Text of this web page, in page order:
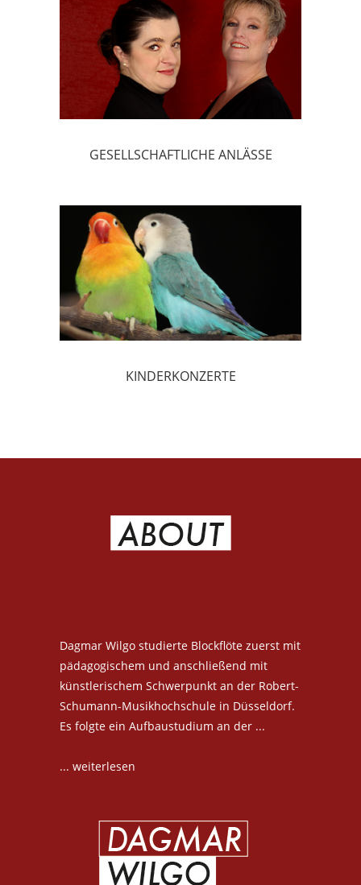
GESELLSCHAFTLICHE ANLÄSSE
KINDERKONZERTE
Dagmar Wilgo studierte Blockflöte zuerst mit
pädagogischem und anschließend mit
künstlerischem Schwerpunkt an der Robert-
Schumann-Musikhochschule in Düsseldorf.
Es folgte ein Aufbaustudium an der ...
... weiterlesen